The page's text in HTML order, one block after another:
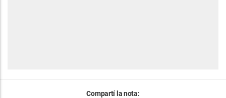
Compartí la nota: